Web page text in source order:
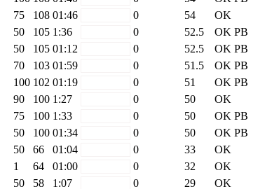
75 108 01:46 0 54
OK
50 105 1:36 0 52.5 OK PB
50 105 01:12 0 52.5 OK PB
70 103 01:59 0 51.5 OK PB
100 102 01:19 0 51 OK PB
90 100 1:27 0 50
OK
75 100 1:33 0 50 OK PB
50 100 01:34 0 50 OK PB
50 66 01:04 0 33
OK
1 64 01:00 0 32
OK
50 58 1:07 0 29 OK